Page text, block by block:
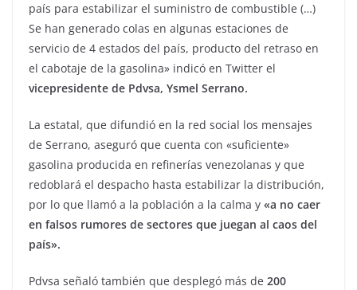
país para estabilizar el suministro de combustible (…)
Se han generado colas en algunas estaciones de
servicio de 4 estados del país, producto del retraso en
el cabotaje de la gasolina» indicó en Twitter el
vicepresidente de Pdvsa, Ysmel Serrano.
La estatal, que difundió en la red social los mensajes
de Serrano, aseguró que cuenta con «suficiente»
gasolina producida en refinerías venezolanas y que
redoblará el despacho hasta estabilizar la distribución,
por lo que llamó a la población a la calma y «a no caer
en falsos rumores de sectores que juegan al caos del
país».
Pdvsa señaló también que desplegó más de 200